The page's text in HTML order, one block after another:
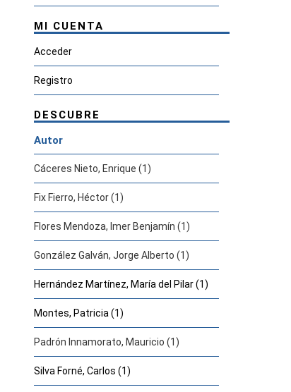
MI CUENTA
Acceder
Registro
DESCUBRE
Autor
Cáceres Nieto, Enrique (1)
Fix Fierro, Héctor (1)
Flores Mendoza, Imer Benjamín (1)
González Galván, Jorge Alberto (1)
Hernández Martínez, María del Pilar (1)
Montes, Patricia (1)
Padrón Innamorato, Mauricio (1)
Silva Forné, Carlos (1)